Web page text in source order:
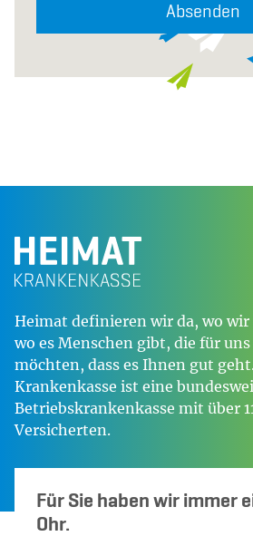
Absenden
Heimat definieren wir da, wo
wo es Menschen gibt, die für
möchten, dass es Ihnen gut
Krankenkasse ist eine
Betriebskrankenkasse mit über
Versicherten.
Für Sie haben wir immer
Ohr.